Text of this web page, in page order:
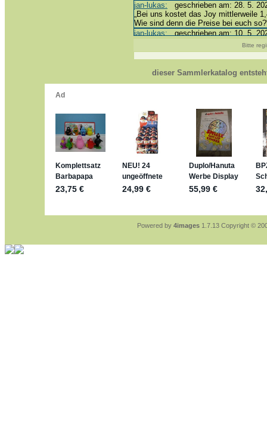
jan-lukas: geschrieben am: 28. 5.
„Bei uns kostet das Joy mittlerweile
Wie sind denn die Preise bei euch
jan-lukas:geschrieben am: 10. 5.
Bonsaipanther:geschrieben am: 10.
@ Harald
https://www.ue-ei-portal-
Dein Enkel sollte zur Strafe die
Für die Figuren VC307, 310, 318 und
mein Enkel hat die leider
jan-lukas:
geschrieben am: 29. 4.
https://www.ferrero-
sammelspass.de/einladung/
jan-lukas:
geschrieben am: 28. 4.
stimmt, jetzt fällt es mir auch ein
*Bussi*
geschrieben am: 28.
So habe ich das in Erinnerung ...
jan-lukas:geschrieben am: 28. 4.
Bitte
dieser Sammlerkatalog
Powered by 4images 1.7.13 Copyright ©